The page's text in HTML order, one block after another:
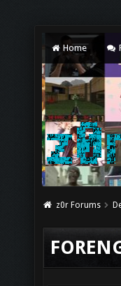
Home
z0r Forums